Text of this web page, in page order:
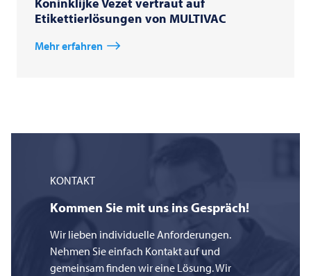
Koninklijke Vezet vertraut auf
Etikettierlösungen von MULTIVAC
Mehr erfahren
KONTAKT
Kommen Sie mit uns ins Gespräch!
Wir lieben individuelle Anforderungen.
Nehmen Sie einfach Kontakt auf und
gemeinsam finden wir eine Lösung. Wir